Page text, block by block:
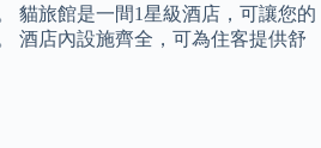
貓旅館是一間1星級酒店，可讓您的
酒店內設施齊全，可為住客提供舒